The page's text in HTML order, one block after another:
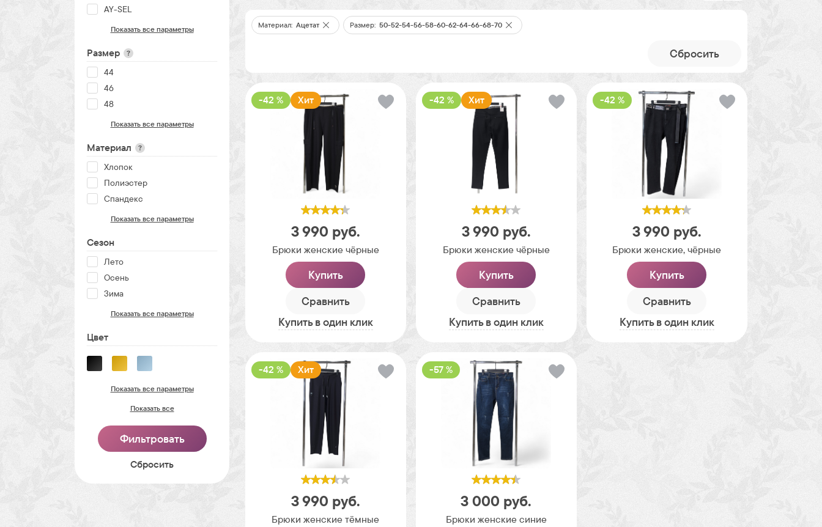
AY-SEL
Показать все параметры
Размер ?
44
46
48
Показать все параметры
Материал ?
Хлопок
Полиэстер
Спандекс
Показать все параметры
Сезон
Лето
Осень
Зима
Показать все параметры
Цвет
Показать все параметры
Показать все
Cбросить
Материал: Ацетат Размер: 50-52-54-56-58-60-62-64-66-68-70
Cбросить
-42 % Хит
3 990 руб.
Брюки женские чёрные
Купить
Сравнить
Купить в один клик
-42 % Хит
3 990 руб.
Брюки женские чёрные
Купить
Сравнить
Купить в один клик
-42 %
3 990 руб.
Брюки женские, чёрные
Купить
Сравнить
Купить в один клик
-42 % Хит
3 990 руб.
Брюки женские тёмные
-57 %
3 000 руб.
Брюки женские синие